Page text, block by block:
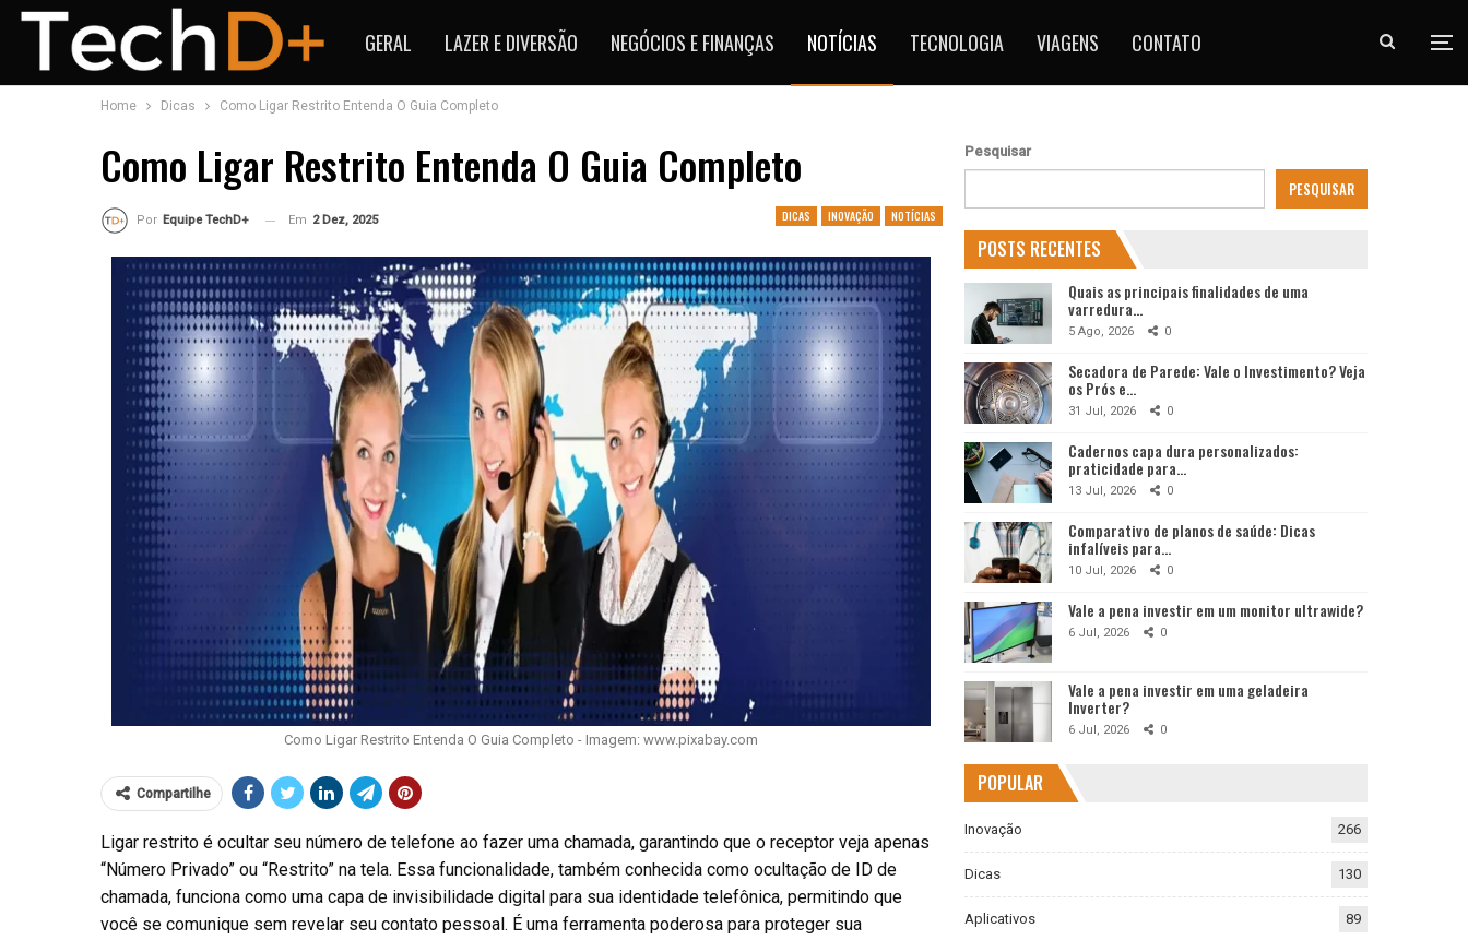
GERAL LAZER E DIVERSÃO NEGÓCIOS E FINANÇAS NOTÍCIAS TECNOLOGIA VIAGENS CONTATO
Home Dicas Como Ligar Restrito Entenda O Guia Completo
Como Ligar Restrito Entenda O Guia Completo
DICAS INOVAÇÃO NOTÍCIAS
Por Equipe TechD+ Em 2 Dez, 2025
Como Ligar Restrito Entenda O Guia Completo - Imagem: www.pixabay.com
Compartilhe
Ligar restrito é ocultar seu número de telefone ao fazer uma chamada, garantindo que o receptor veja apenas
“Número Privado” ou “Restrito” na tela. Essa funcionalidade, também conhecida como ocultação de ID de
chamada, funciona como uma capa de invisibilidade digital para sua identidade telefônica, permitindo que
você se comunique sem revelar seu contato pessoal. É uma ferramenta poderosa para proteger sua
Pesquisar
PESQUISAR
POSTS RECENTES
Quais as principais finalidades de uma
varredura…
5 Ago, 2026 0
Secadora de Parede: Vale o Investimento? Veja
os Prós e…
31 Jul, 2026 0
Cadernos capa dura personalizados:
praticidade para…
13 Jul, 2026 0
Comparativo de planos de saúde: Dicas
infalíveis para…
10 Jul, 2026 0
Vale a pena investir em um monitor ultrawide?
6 Jul, 2026 0
Vale a pena investir em uma geladeira
Inverter?
6 Jul, 2026 0
POPULAR
Inovação 266
Dicas 130
Aplicativos 89